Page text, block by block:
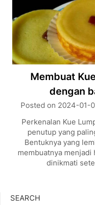
Membuat
dengan
Posted on 2024-01-
Perkenalan Kue
penutup yang
Bentuknya yang
membuatnya menjadi
dinikmati
SEARCH